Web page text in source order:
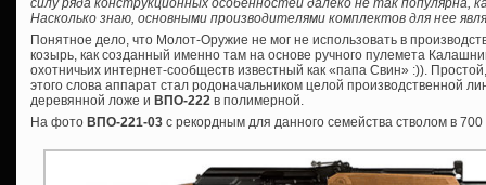
силу ряда конструкционных особенностей далеко не так популярна,
Насколько знаю, основными производителями комплектов для нее
Понятное дело, что Молот-Оружие не мог не использовать в
козырь, как созданный именно там на основе ручного пулемета
охотничьих интернет-сообществ известный как «папа Свин» :)).
этого слова аппарат стал родоначальником целой производственной
деревянной ложе и ВПО-222 в полимерной.
На фото ВПО-221-03 с рекордным для данного семейства стволом в